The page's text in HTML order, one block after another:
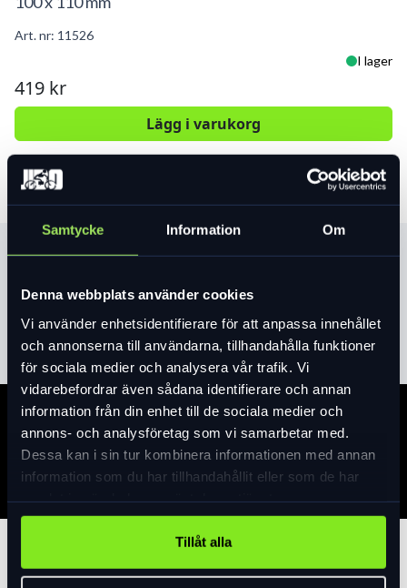
Samtycke Information Om
Denna webbplats använder cookies
Vi använder enhetsidentifierare för att anpassa innehållet
och annonserna till användarna, tillhandahålla funktioner
för sociala medier och analysera vår trafik. Vi
vidarebefordrar även sådana identifierare och annan
information från din enhet till de sociala medier och
annons- och analysföretag som vi samarbetar med.
Dessa kan i sin tur kombinera informationen med annan
information som du har tillhandahållit eller som de har
Tillåt alla
Art. nr: 11526
I lager
419 kr
Lägg i varukorg
Produktinformation
Läs mer expand_more
Specifikation
Tillbehör